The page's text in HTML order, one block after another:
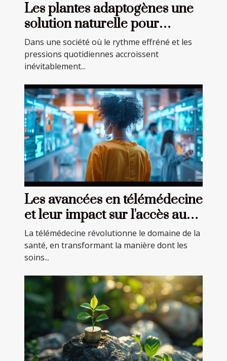
Les plantes adaptogènes une
solution naturelle pour
combattre stress et anxiété
Dans une société où le rythme effréné et les
pressions quotidiennes accroissent
inévitablement...
Les avancées en télémédecine
et leur impact sur l'accès aux
soins
La télémédecine révolutionne le domaine de la
santé, en transformant la manière dont les
soins...